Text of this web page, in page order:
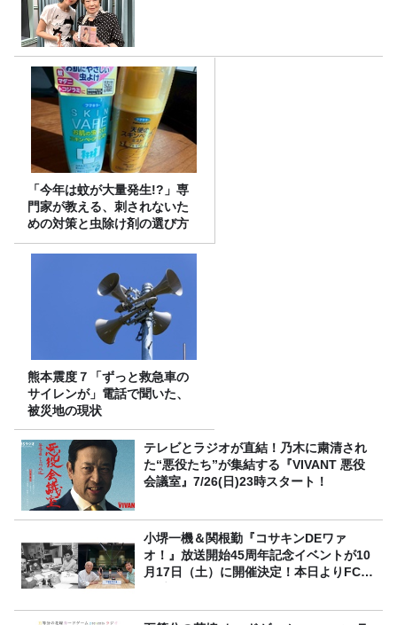
「今年は蚊が大量発生!?」専
門家が教える、刺されないた
めの対策と虫除け剤の選び方
熊本震度７「ずっと救急車の
サイレンが」電話で聞いた、
被災地の現状
テレビとラジオが直結！乃木に粛清され
た“悪役たち”が集結する『VIVANT 悪役
会議室』7/26(日)23時スタート！
小堺一機＆関根勤『コサキンDEワァ
オ！』放送開始45周年記念イベントが10
月17日（土）に開催決定！本日よりFC先